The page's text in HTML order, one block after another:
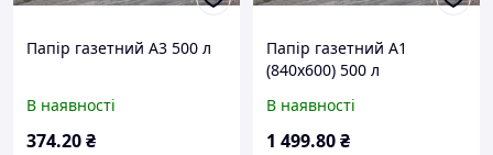
Папір газетний А3 500 л
В наявності
374.20₴
Папір газетний А1
(840х600) 500 л
В наявності
1 499.80₴